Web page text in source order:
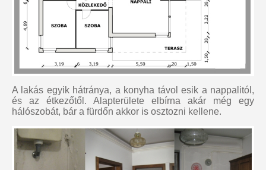
A lakás egyik hátránya, a konyha távol esik a nappalitól,
és az étkezőtől. Alapterülete elbírna akár még egy
hálószobát, bár a fürdőn akkor is osztozni kellene.